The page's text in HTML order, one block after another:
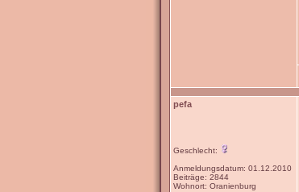
pefa
Geschlecht:
Anmeldungsdatum: 01.12.2010
Beiträge: 2844
Wohnort: Oranienburg